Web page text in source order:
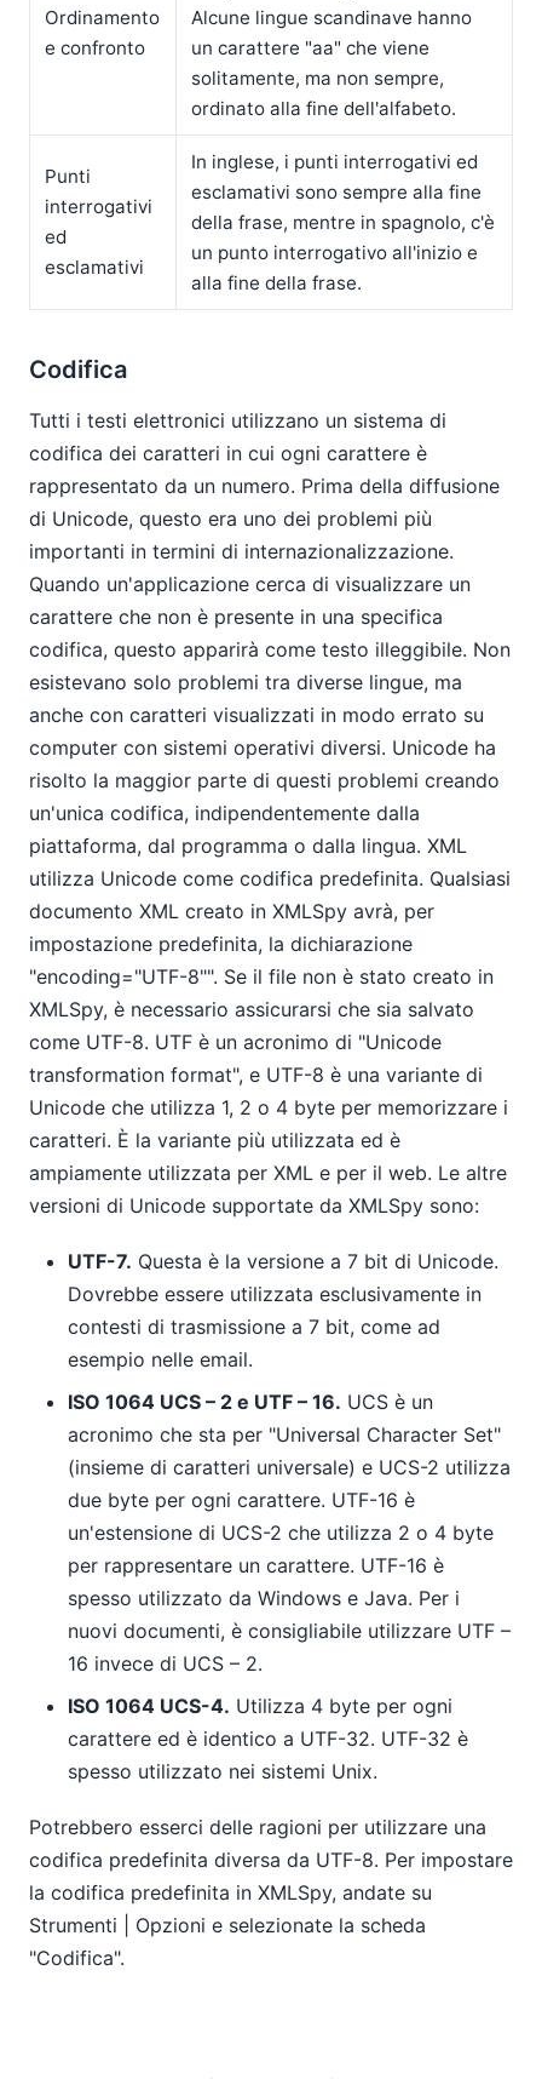
Ordinamento
e confronto
Alcune lingue scandinave hanno
un carattere "aa" che viene
solitamente, ma non sempre,
ordinato alla fine dell'alfabeto.
Punti
interrogativi
ed
esclamativi
In inglese, i punti interrogativi ed
esclamativi sono sempre alla fine
della frase, mentre in spagnolo, c'è
un punto interrogativo all'inizio e
alla fine della frase.
Codifica
Tutti i testi elettronici utilizzano un sistema di
codifica dei caratteri in cui ogni carattere è
rappresentato da un numero. Prima della diffusione
di Unicode, questo era uno dei problemi più
importanti in termini di internazionalizzazione.
Quando un'applicazione cerca di visualizzare un
carattere che non è presente in una specifica
codifica, questo apparirà come testo illeggibile. Non
esistevano solo problemi tra diverse lingue, ma
anche con caratteri visualizzati in modo errato su
computer con sistemi operativi diversi. Unicode ha
risolto la maggior parte di questi problemi creando
un'unica codifica, indipendentemente dalla
piattaforma, dal programma o dalla lingua. XML
utilizza Unicode come codifica predefinita. Qualsiasi
documento XML creato in XMLSpy avrà, per
impostazione predefinita, la dichiarazione
"encoding="UTF-8"". Se il file non è stato creato in
XMLSpy, è necessario assicurarsi che sia salvato
come UTF-8. UTF è un acronimo di "Unicode
transformation format", e UTF-8 è una variante di
Unicode che utilizza 1, 2 o 4 byte per memorizzare i
caratteri. È la variante più utilizzata ed è
ampiamente utilizzata per XML e per il web. Le altre
versioni di Unicode supportate da XMLSpy sono:
UTF-7. Questa è la versione a 7 bit di Unicode.
Dovrebbe essere utilizzata esclusivamente in
contesti di trasmissione a 7 bit, come ad
esempio nelle email.
ISO 1064 UCS – 2 e UTF – 16. UCS è un
acronimo che sta per "Universal Character Set"
(insieme di caratteri universale) e UCS-2 utilizza
due byte per ogni carattere. UTF-16 è
un'estensione di UCS-2 che utilizza 2 o 4 byte
per rappresentare un carattere. UTF-16 è
spesso utilizzato da Windows e Java. Per i
nuovi documenti, è consigliabile utilizzare UTF –
16 invece di UCS – 2.
ISO 1064 UCS-4. Utilizza 4 byte per ogni
carattere ed è identico a UTF-32. UTF-32 è
spesso utilizzato nei sistemi Unix.
Potrebbero esserci delle ragioni per utilizzare una
codifica predefinita diversa da UTF-8. Per impostare
la codifica predefinita in XMLSpy, andate su
Strumenti | Opzioni e selezionate la scheda
"Codifica".